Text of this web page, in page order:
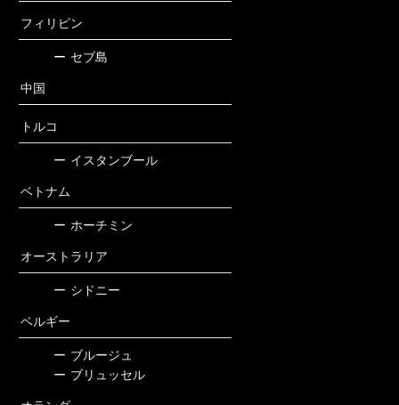
フィリピン
ー セブ島
中国
トルコ
ー イスタンブール
ベトナム
ー ホーチミン
オーストラリア
ー シドニー
ベルギー
ー ブルージュ
ー ブリュッセル